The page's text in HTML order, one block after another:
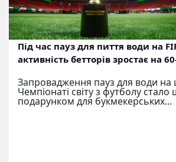
Під час пауз для пиття води на
активність бетторів зростає на
Запровадження пауз для води на
Чемпіонаті світу з футболу
подарунком для букмекерських...